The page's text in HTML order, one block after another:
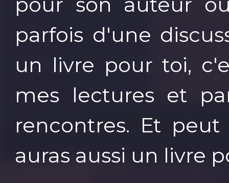
parfois d'une
un livre pour toi,
mes lectures et
rencontres. Et
auras aussi un livre